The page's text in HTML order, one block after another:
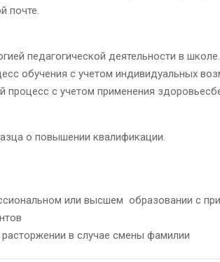
почте.
педагогической деятельности в школе.
обучения с учетом индивидуальных
процесс с учетом применения
о повышении квалификации.
или высшем образовании с
в случае смены фамилии